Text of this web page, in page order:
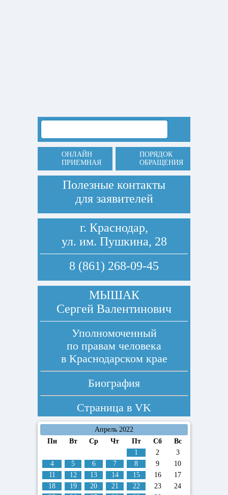
ОНЛАЙН
ПРИЕМНАЯ
ПОРЯДОК
ОБРАЩЕНИЯ
Полезные контакты
для заявителей
г. Краснодар,
ул. им. Пушкина, 28
8 (861) 268-09-45
МЫШАК
Сергей Валентинович
Уполномоченный
по правам человека
в Краснодарском крае
Биография
Страница в VK
Апрель 2022
Пн
Вт Ср Чт Пт Сб
Вс
1
2
3
4
5 6 7 8 9
10
11
12 13 14 15 16
17
18
19 20 21 22 23
24